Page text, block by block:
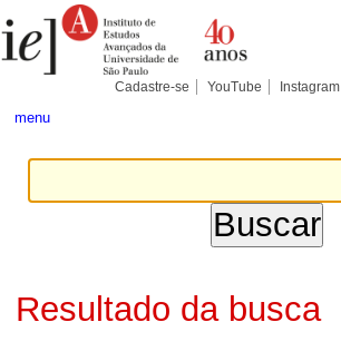
para
conteúdo.
Pessoais
Cadastre-se YouTube Instagram
menu
Resultado da busca